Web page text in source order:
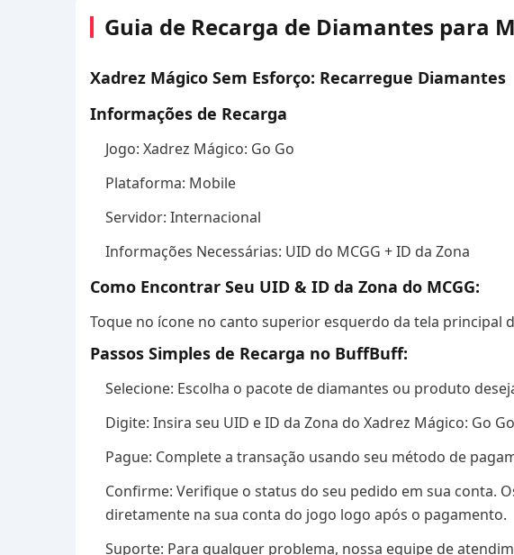
Guia de Recarga de Diamantes para
Xadrez Mágico Sem Esforço: Recarregue Diamantes
Informações de Recarga
Jogo: Xadrez Mágico: Go Go
Plataforma: Mobile
Servidor: Internacional
Informações Necessárias: UID do MCGG + ID da Zona
Como Encontrar Seu UID & ID da Zona do MCGG:
Toque no ícone no canto superior esquerdo da tela principal
Passos Simples de Recarga no BuffBuff:
Selecione: Escolha o pacote de diamantes ou produto
Digite: Insira seu UID e ID da Zona do Xadrez Mágico: Go
Pague: Complete a transação usando seu método de
Confirme: Verifique o status do seu pedido em sua conta.
diretamente na sua conta do jogo logo após o pagamento.
Suporte: Para qualquer problema, nossa equipe de